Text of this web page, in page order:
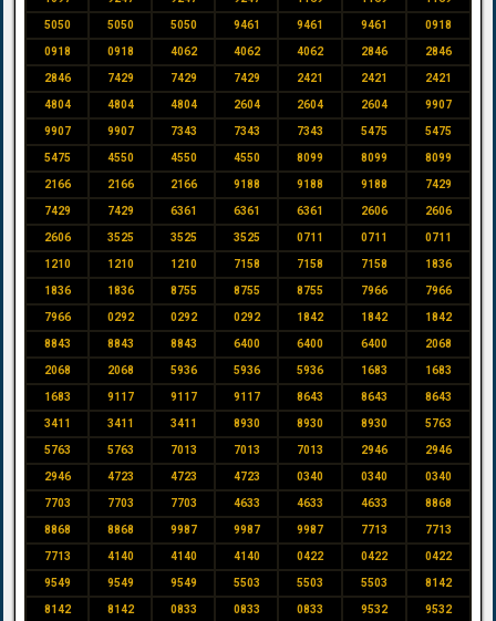
5050 5050 5050 9461 9461 9461 0918
0918 0918 4062 4062 4062 2846 2846
2846 7429 7429 7429 2421 2421 2421
4804 4804 4804 2604 2604 2604 9907
9907 9907 7343 7343 7343 5475 5475
5475 4550 4550 4550 8099 8099 8099
2166 2166 2166 9188 9188 9188 7429
7429 7429 6361 6361 6361 2606 2606
2606 3525 3525 3525 0711 0711 0711
1210 1210 1210 7158 7158 7158 1836
1836 1836 8755 8755 8755 7966 7966
7966 0292 0292 0292 1842 1842 1842
8843 8843 8843 6400 6400 6400 2068
2068 2068 5936 5936 5936 1683 1683
1683 9117 9117 9117 8643 8643 8643
3411 3411 3411 8930 8930 8930 5763
5763 5763 7013 7013 7013 2946 2946
2946 4723 4723 4723 0340 0340 0340
7703 7703 7703 4633 4633 4633 8868
8868 8868 9987 9987 9987 7713 7713
7713 4140 4140 4140 0422 0422 0422
9549 9549 9549 5503 5503 5503 8142
8142 8142 0833 0833 0833 9532 9532